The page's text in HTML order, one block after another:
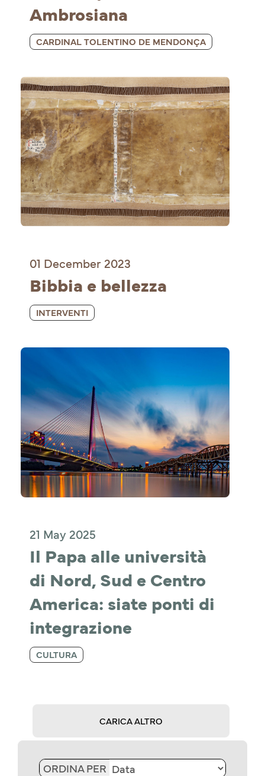
Ambrosiana
CARDINAL TOLENTINO DE MENDONÇA
01 December 2023
Bibbia e bellezza
INTERVENTI
21 May 2025
Il Papa alle università
di Nord, Sud e Centro
America: siate ponti di
integrazione
CULTURA
CARICA ALTRO
ORDINA PER